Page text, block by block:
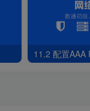
11.2 配置AAA